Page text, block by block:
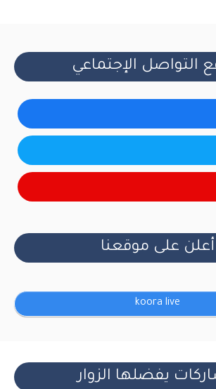
التواصل الإجتماعي
أعلن على موقعنا
koora live
يفضلها الزوار